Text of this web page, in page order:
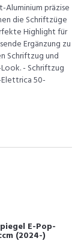
Aluminium präzise
die Schriftzüge
Highlight für
Ergänzung zu
Schriftzug und
- Schriftzug
50-
E-Pop-
(2024-)